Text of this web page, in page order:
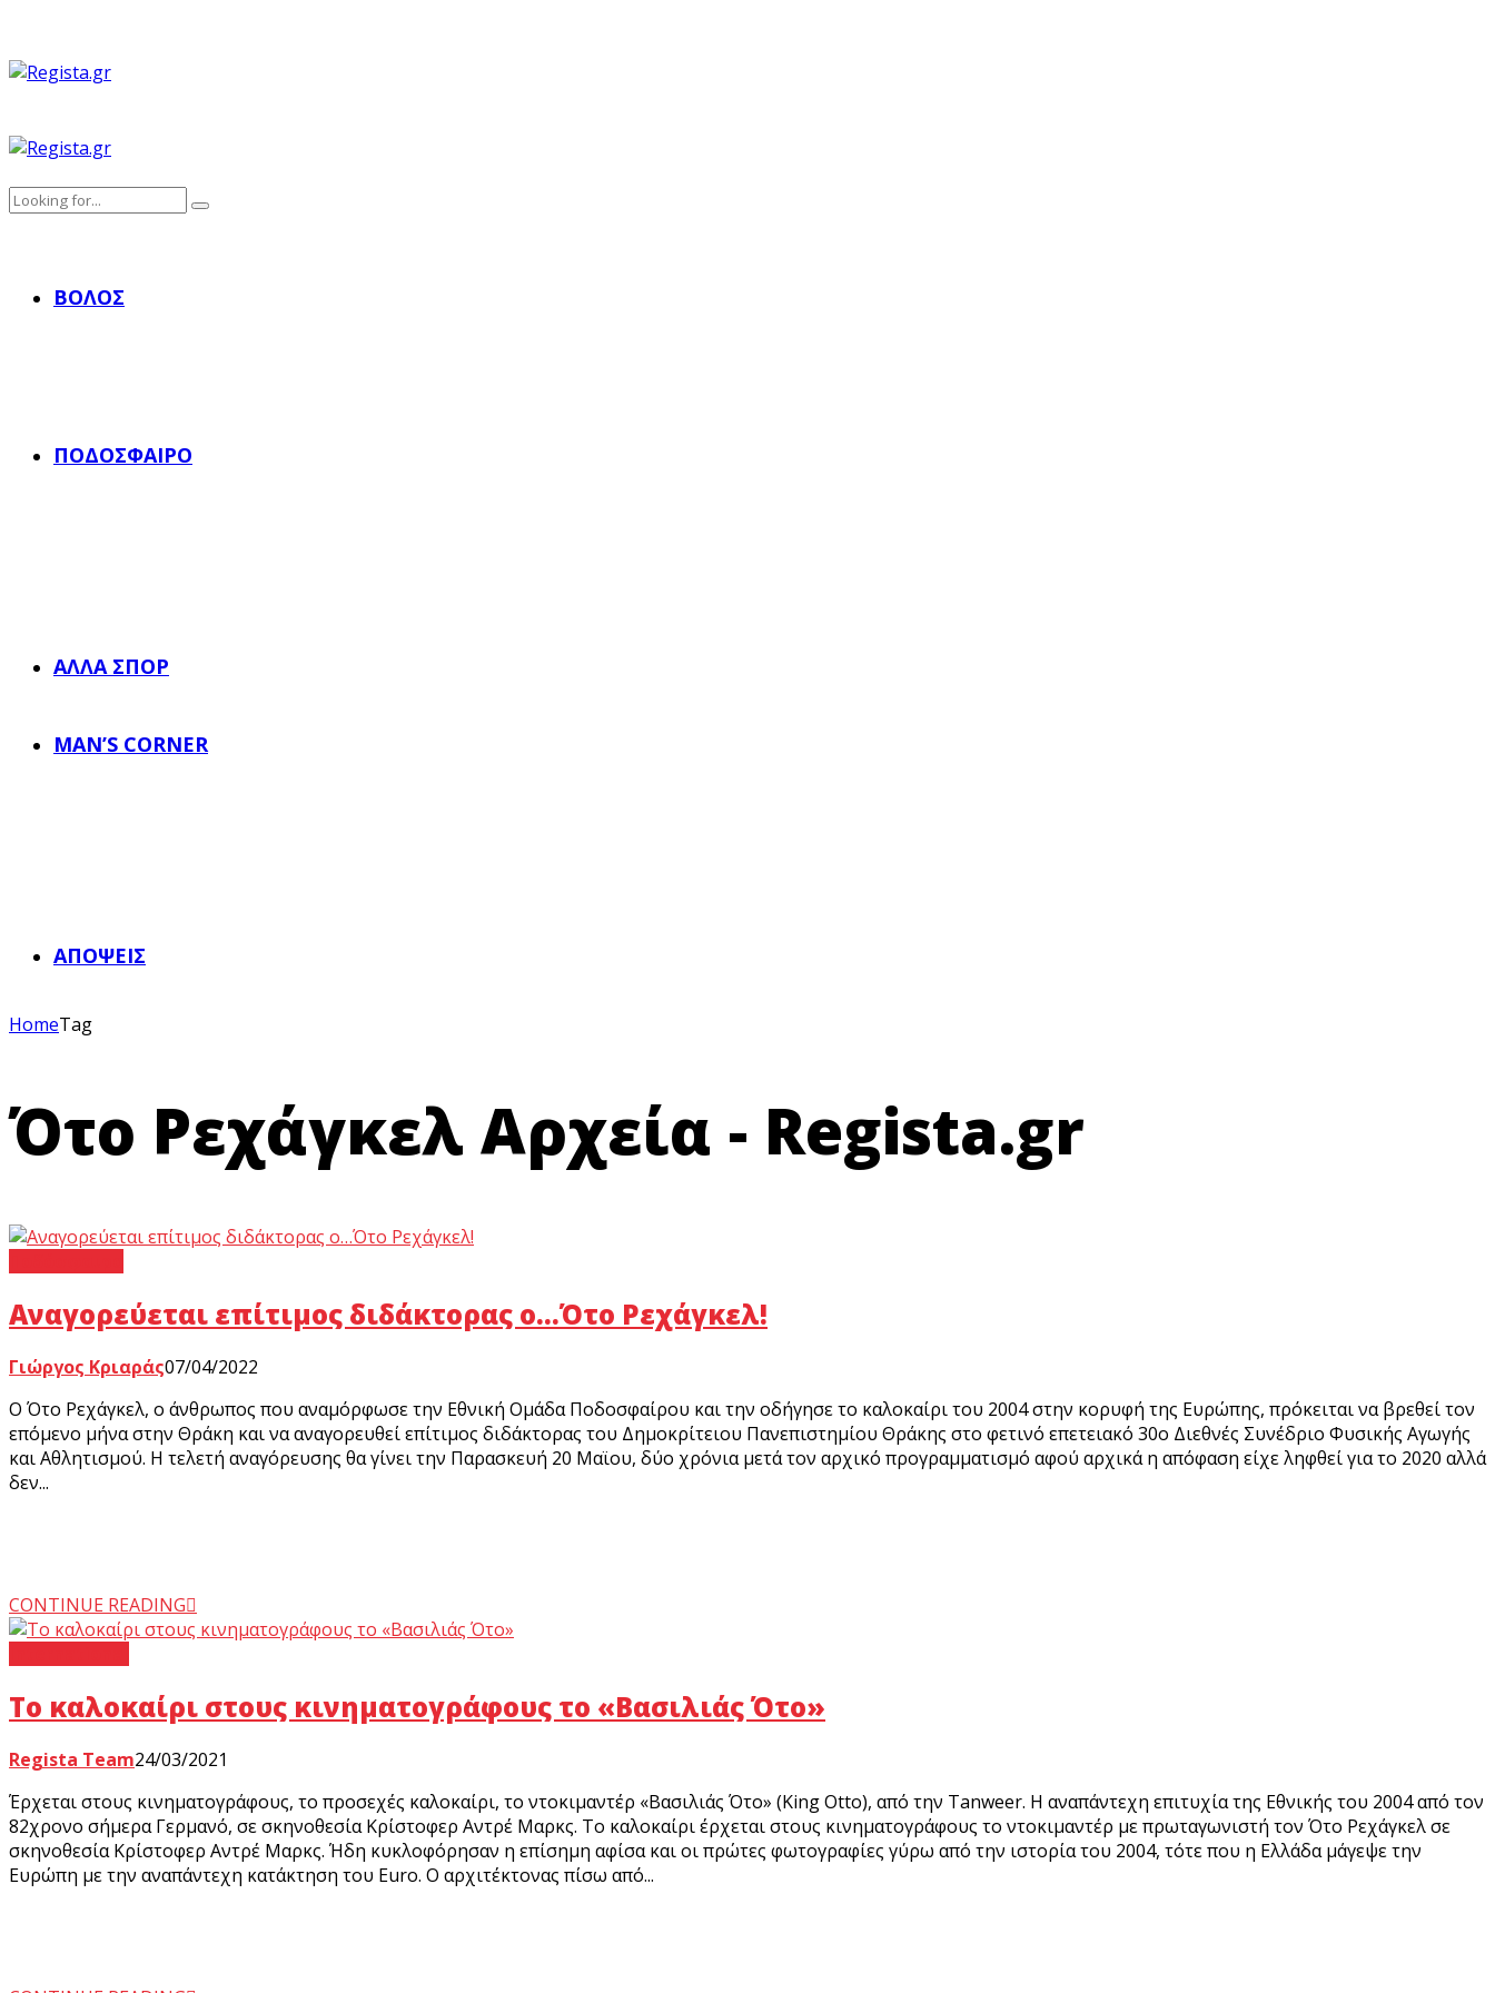
ΒΌΛΟΣ
ΠΟΔΌΣΦΑΙΡΟ
ΆΛΛΑ ΣΠΟΡ
MAN’S CORNER
ΑΠΌΨΕΙΣ
HomeTag
Ότο Ρεχάγκελ Αρχεία - Regista.gr
Αναγορεύεται επίτιμος διδάκτορας ο…Ότο Ρεχάγκελ!
Γιώργος Κριαράς07/04/2022
Ο Ότο Ρεχάγκελ, ο άνθρωπος που αναμόρφωσε την Εθνική Ομάδα Ποδοσφαίρου και την οδήγησε το καλοκαίρι του 2004 στην κορυφή της Ευρώπης, πρόκειται να βρεθεί τον
επόμενο μήνα στην Θράκη και να αναγορευθεί επίτιμος διδάκτορας του Δημοκρίτειου Πανεπιστημίου Θράκης στο φετινό επετειακό 30ο Διεθνές Συνέδριο Φυσικής Αγωγής
και Αθλητισμού. Η τελετή αναγόρευσης θα γίνει την Παρασκευή 20 Μαϊου, δύο χρόνια μετά τον αρχικό προγραμματισμό αφού αρχικά η απόφαση είχε ληφθεί για το 2020 αλλά
δεν...
CONTINUE READING
Το καλοκαίρι στους κινηματογράφους το «Βασιλιάς Ότο»
Regista Team24/03/2021
Έρχεται στους κινηματογράφους, το προσεχές καλοκαίρι, το ντοκιμαντέρ «Βασιλιάς Ότο» (King Otto), από την Tanweer. Η αναπάντεχη επιτυχία της Εθνικής του 2004 από τον
82χρονο σήμερα Γερμανό, σε σκηνοθεσία Κρίστοφερ Αντρέ Μαρκς. Το καλοκαίρι έρχεται στους κινηματογράφους το ντοκιμαντέρ με πρωταγωνιστή τον Ότο Ρεχάγκελ σε
σκηνοθεσία Κρίστοφερ Αντρέ Μαρκς. Ήδη κυκλοφόρησαν η επίσημη αφίσα και οι πρώτες φωτογραφίες γύρω από την ιστορία του 2004, τότε που η Ελλάδα μάγεψε την
Ευρώπη με την αναπάντεχη κατάκτηση του Euro. Ο αρχιτέκτονας πίσω από...